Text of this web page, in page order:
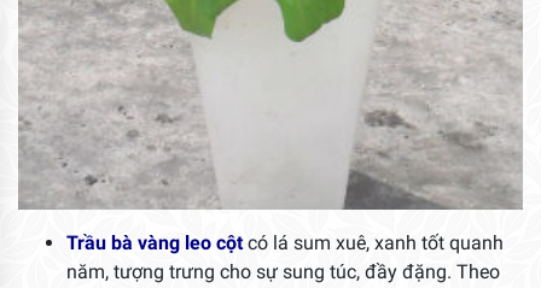
Trầu bà vàng leo cộtcó lá sum xuê, xanh tốt quanh
năm, tượng trưng cho sự sung túc, đầy đặng. Theo